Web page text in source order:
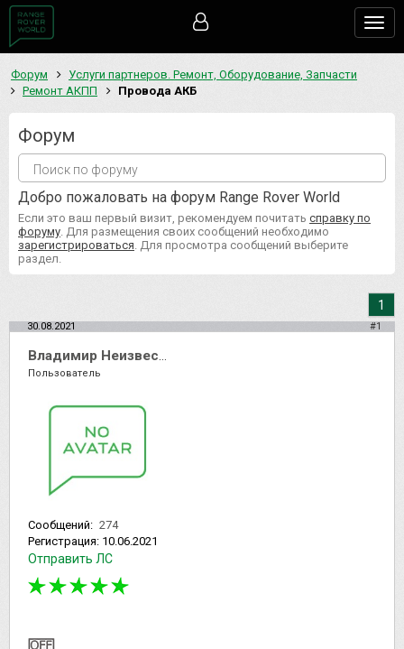
Форум
Услуги партнеров. Ремонт, Оборудование, Запчасти
Ремонт АКПП
Провода АКБ
Форум
Добро пожаловать на форум Range Rover World
Если это ваш первый визит, рекомендуем почитать справку по
форуму . Для размещения своих сообщений необходимо
зарегистрироваться . Для просмотра сообщений выберите
раздел.
1
30.08.2021 #1
Пользователь
Сообщений: 274
Регистрация: 10.06.2021
Отправить ЛС